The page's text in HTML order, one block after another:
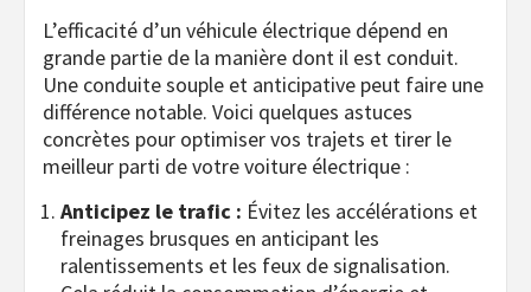
L’efficacité d’un véhicule électrique dépend en
grande partie de la manière dont il est conduit.
Une conduite souple et anticipative peut faire une
différence notable. Voici quelques astuces
concrètes pour optimiser vos trajets et tirer le
meilleur parti de votre voiture électrique :
Anticipez le trafic : Évitez les accélérations et
freinages brusques en anticipant les
ralentissements et les feux de signalisation.